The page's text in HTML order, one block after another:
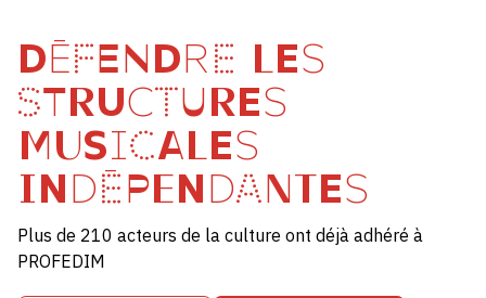
DÉFENDRE LES
STRUCTURES
MUSICALES
INDÉPENDANTES
Plus de 210 acteurs de la culture ont déjà adhéré à
PROFEDIM